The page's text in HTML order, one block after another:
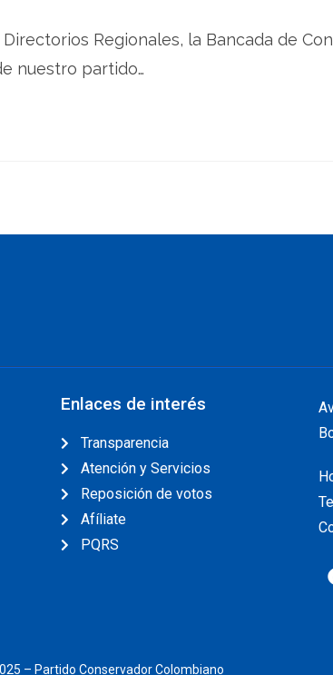
Regionales, la Bancada de
nuestro partido…
Enlaces de interés
Transparencia
Atención y Servicios
Reposición de votos
Afíliate
PQRS
– Partido Conservador Colombiano